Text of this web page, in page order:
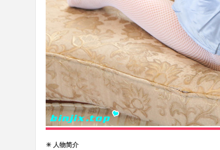
☀ 人物简介